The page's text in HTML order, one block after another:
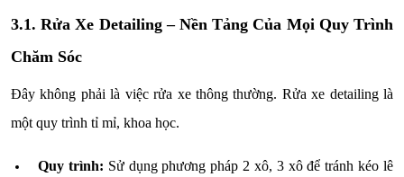
3.1. Rửa Xe Detailing – Nền Tảng Của Mọi Quy Trình
Chăm Sóc
Đây không phải là việc rửa xe thông thường. Rửa xe detailing là
một quy trình tỉ mỉ, khoa học.
Quy trình: Sử dụng phương pháp 2 xô, 3 xô để tránh kéo lê